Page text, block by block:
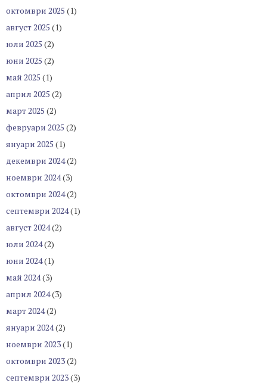
октомври 2025 (1)
август 2025 (1)
юли 2025 (2)
юни 2025 (2)
май 2025 (1)
април 2025 (2)
март 2025 (2)
февруари 2025 (2)
януари 2025 (1)
декември 2024(2)
ноември 2024(3)
октомври 2024(2)
септември 2024(1)
август 2024(2)
юли 2024(2)
юни 2024(1)
май 2024(3)
април 2024(3)
март 2024(2)
януари 2024(2)
ноември 2023(1)
октомври 2023(2)
септември 2023(3)